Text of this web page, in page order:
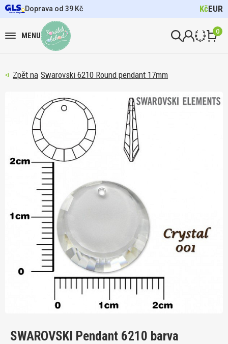
Doprava od 39 Kč KčEUR
MENU 0
Swarovski 6210 Round pendant 17mm
SWAROVSKI Pendant 6210 barva